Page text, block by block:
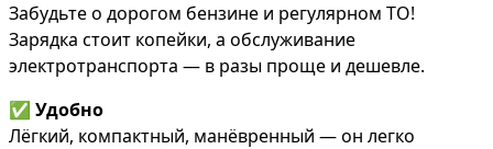
Забудьте о дорогом бензине и регулярном ТО!
Зарядка стоит копейки, а обслуживание
электротранспорта — в разы проще и дешевле.
✅ Удобно
Лёгкий, компактный, манёвренный — он легко